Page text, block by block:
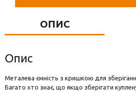
ОПИС
Опис
Металева ємність з кришкою для
Багато хто знає, що якщо зберігати